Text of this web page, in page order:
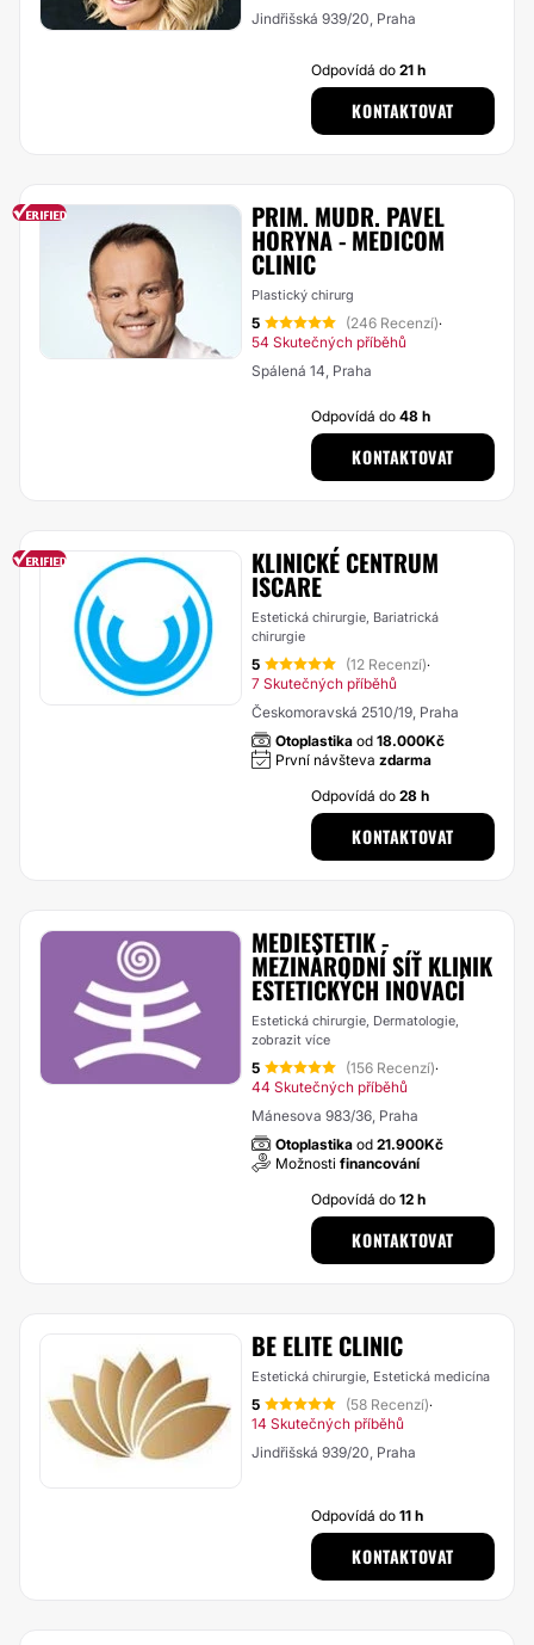
Jindřišská 939/20, Praha
Odpovídá do21 h
KONTAKTOVAT
PRIM. MUDR. PAVEL
HORYNA - MEDICOM
CLINIC
Plastický chirurg
5 (246 Recenzí)·
54 Skutečných příběhů
Spálená 14, Praha
Odpovídá do48 h
KONTAKTOVAT
KLINICKÉ CENTRUM
ISCARE
Estetická chirurgie, Bariatrická
chirurgie
5 (12 Recenzí)·
7 Skutečných příběhů
Českomoravská 2510/19, Praha
Otoplastika od 18.000Kč
První návšteva zdarma
Odpovídá do28 h
KONTAKTOVAT
MEDIESTETIK -
MEZINÁRODNÍ SÍŤ KLINIK
ESTETICKÝCH INOVACÍ
Estetická chirurgie, Dermatologie,
zobrazit více
5 (156 Recenzí)·
44 Skutečných příběhů
Mánesova 983/36, Praha
Otoplastika od 21.900Kč
Možnosti financování
Odpovídá do12 h
KONTAKTOVAT
BE ELITE CLINIC
Estetická chirurgie, Estetická medicína
5 (58 Recenzí)·
14 Skutečných příběhů
Jindřišská 939/20, Praha
Odpovídá do11 h
KONTAKTOVAT